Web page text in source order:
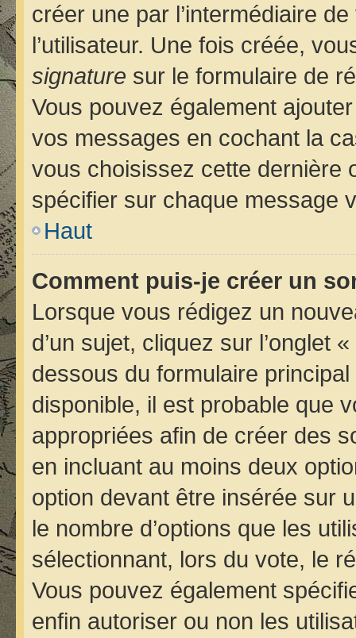
créer une par l’intermédiaire
l’utilisateur. Une fois créée,
signature sur le formulaire de
Vous pouvez également
vos messages en cochant la
vous choisissez cette dernière
spécifier sur chaque message
Haut
Comment puis-je créer un
Lorsque vous rédigez un
d’un sujet, cliquez sur l’onglet
dessous du formulaire
disponible, il est probable que
appropriées afin de créer des
en incluant au moins deux
option devant être insérée sur
le nombre d’options que les
sélectionnant, lors du vote, le
Vous pouvez également
enfin autoriser ou non les